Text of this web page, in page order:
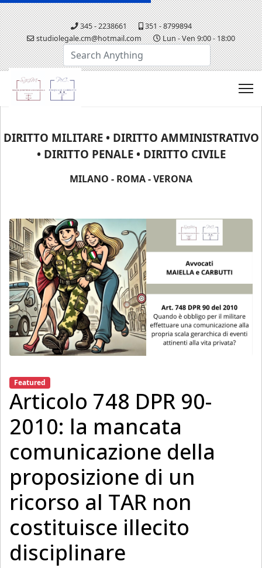
345 - 2238661
351 - 8799894
studiolegale.cm@hotmail.com
Lun - Ven 9:00 - 18:00
DIRITTO MILITARE • DIRITTO AMMINISTRATIVO
• DIRITTO PENALE • DIRITTO CIVILE
MILANO - ROMA - VERONA
Featured
Articolo 748 DPR 90-
2010: la mancata
comunicazione della
proposizione di un
ricorso al TAR non
costituisce illecito
disciplinare